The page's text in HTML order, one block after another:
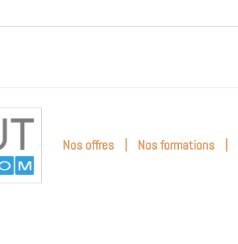
Nos offres | Nos formations |